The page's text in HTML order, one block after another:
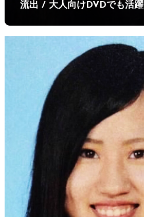
流出 / 大人向けDVDでも活躍